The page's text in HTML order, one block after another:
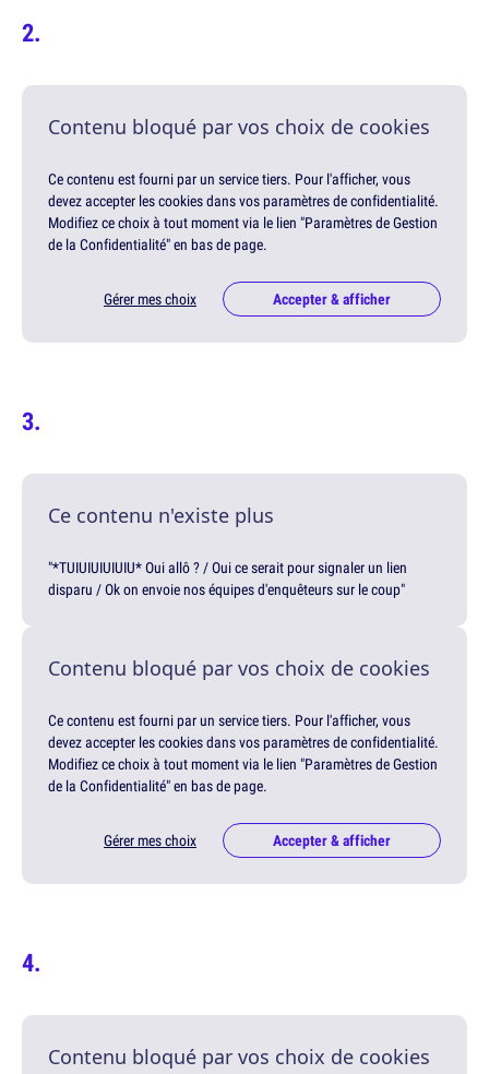
Contenu bloqué par vos choix de cookies
Ce contenu est fourni par un service tiers. Pour l'afficher, vous
devez accepter les cookies dans vos paramètres de confidentialité.
Modifiez ce choix à tout moment via le lien "Paramètres de Gestion
de la Confidentialité" en bas de page.
Gérer mes choix Accepter & afficher
Ce contenu n'existe plus
"*TUIUIUIUIUIU* Oui allô ? / Oui ce serait pour signaler un lien
disparu / Ok on envoie nos équipes d'enquêteurs sur le coup"
Contenu bloqué par vos choix de cookies
Ce contenu est fourni par un service tiers. Pour l'afficher, vous
devez accepter les cookies dans vos paramètres de confidentialité.
Modifiez ce choix à tout moment via le lien "Paramètres de Gestion
de la Confidentialité" en bas de page.
Gérer mes choix Accepter & afficher
Contenu bloqué par vos choix de cookies